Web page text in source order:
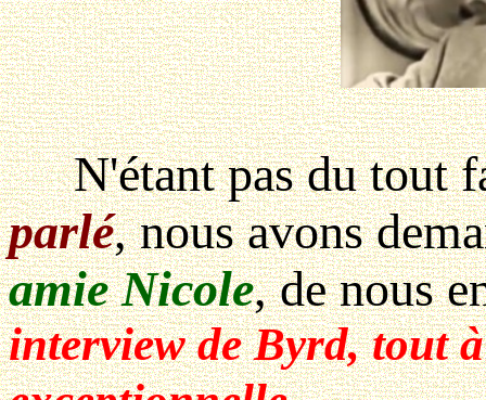
N'étant pas du tout
parlé, nous avons
amie Nicole, de nous
interview de Byrd, tout